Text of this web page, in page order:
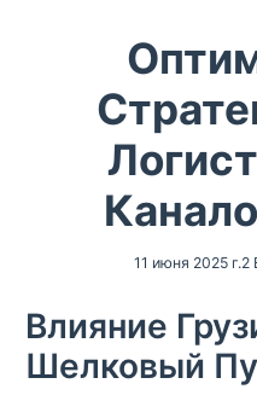
11 июня 2025 г.2
Влияние
Шелковый